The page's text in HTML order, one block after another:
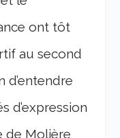
ont tôt
au second
d’entendre
d’expression
de Molière